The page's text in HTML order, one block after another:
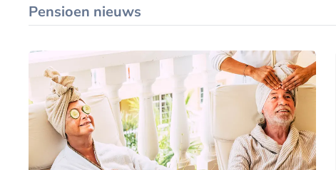
Pensioen nieuws